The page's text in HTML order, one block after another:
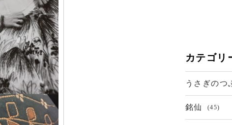
カテゴリ
うさぎのつ
銘仙 (45)